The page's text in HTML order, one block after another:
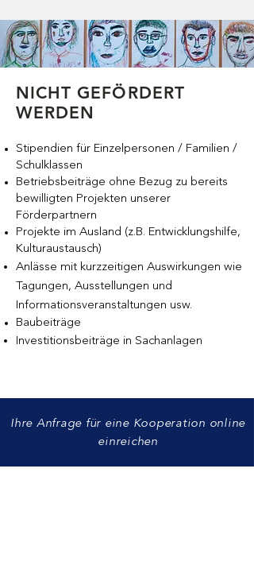
NICHT GEFÖRDERT
WERDEN
Stipendien für Einzelpersonen / Familien /
Schulklassen
Betriebsbeiträge ohne Bezug zu bereits
bewilligten Projekten unserer
Förderpartnern
Projekte im Ausland (z.B. Entwicklungshilfe,
Kulturaustausch)
Anlässe mit kurzzeitigen Auswirkungen wie
Tagungen, Ausstellungen und
Informationsveranstaltungen usw.
Baubeiträge
Investitionsbeiträge in Sachanlagen
Ihre Anfrage für eine Kooperation online
einreichen